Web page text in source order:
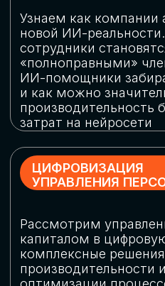
огромную статью затрат
ОБЛАЧНЫЕ ТЕХНОЛОГИИ
Подискутируем, какие
существуют на рынке и почему
использование мультиоблачных
не только снижает затраты, но и
«пересборки» бизнес-моделей
СКАЧАТЬ
ПРОГРАММУ